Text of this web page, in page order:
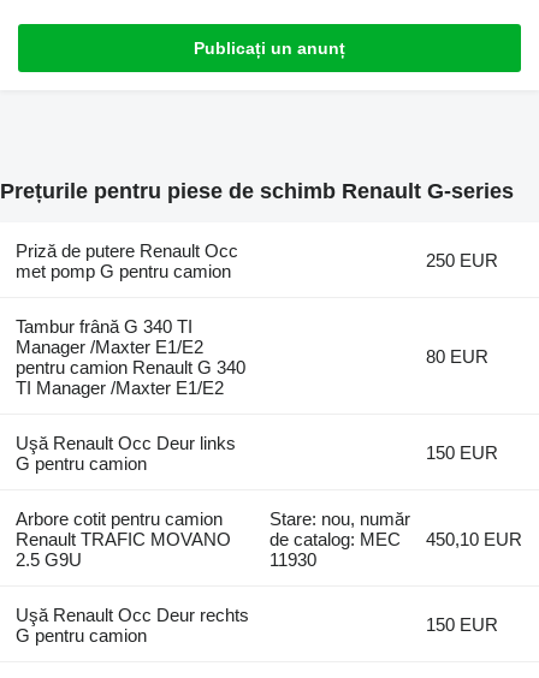
Publicați un anunț
Prețurile pentru piese de schimb Renault G-series
Priză de putere Renault Occ
met pomp G pentru camion
250 EUR
Tambur frână G 340 TI
Manager /Maxter E1/E2
pentru camion Renault G 340
TI Manager /Maxter E1/E2
80 EUR
Uşă Renault Occ Deur links
G pentru camion
150 EUR
Arbore cotit pentru camion
Renault TRAFIC MOVANO
2.5 G9U
Stare: nou, număr
de catalog: MEC
11930
450,10 EUR
Uşă Renault Occ Deur rechts
G pentru camion
150 EUR